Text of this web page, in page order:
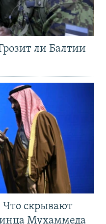
ли Балтии
скрывают
Мухаммеда